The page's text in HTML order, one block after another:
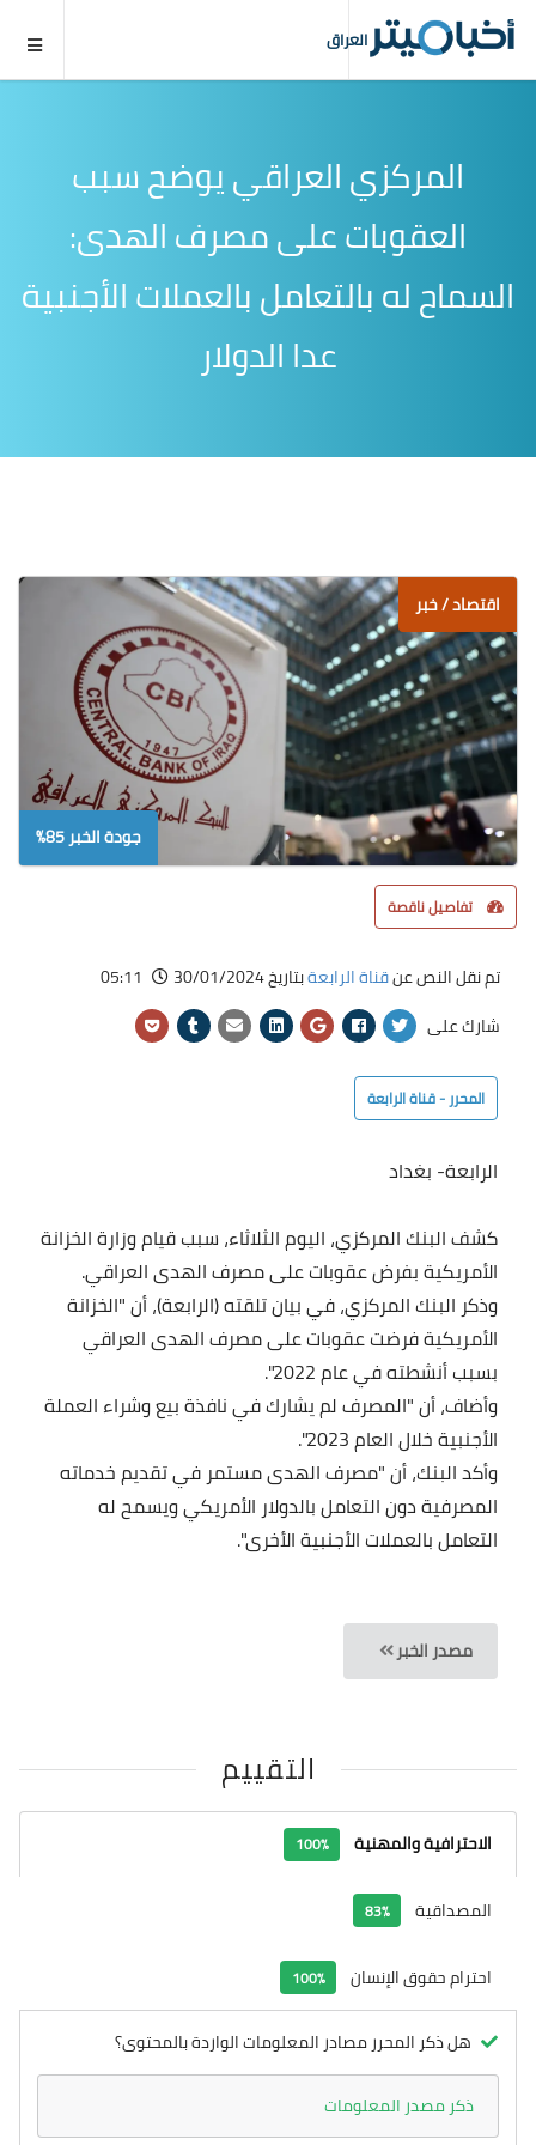
العراق
المركزي العراقي يوضح سبب
العقوبات على مصرف الهدى:
السماح له بالتعامل بالعملات الأجنبية
عدا الدولار
اقتصاد / خبر
جودة الخبر 85%
تفاصيل ناقصة
تم نقل النص عنقناة الرابعةبتاريخ 30/01/2024
شارك على
المحرر - قناة الرابعة
الرابعة- بغداد
كشف البنك المركزي، اليوم الثلاثاء، سبب قيام وزارة الخزانة
الأمريكية بفرض عقوبات على مصرف الهدى العراقي.
وذكر البنك المركزي، في بيان تلقته (الرابعة)، أن "الخزانة
الأمريكية فرضت عقوبات على مصرف الهدى العراقي
بسبب أنشطته في عام 2022".
وأضاف، أن "المصرف لم يشارك في نافذة بيع وشراء العملة
الأجنبية خلال العام 2023".
وأكد البنك، أن "مصرف الهدى مستمر في تقديم خدماته
المصرفية دون التعامل بالدولار الأمريكي ويسمح له
التعامل بالعملات الأجنبية الأخرى".
مصدر الخبر
التقييم
الاحترافية والمهنية 100%
المصداقية 83%
احترام حقوق الإنسان 100%
هل ذكر المحرر مصادر المعلومات الواردة بالمحتوى؟
ذكر مصدر المعلومات